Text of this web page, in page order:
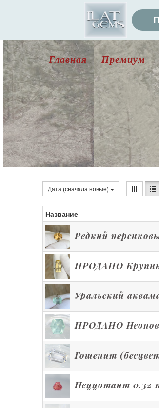
Главная Премиум
Дата (сначала новые)
Название
Редкий
ПРОДАНО
Уральский
ПРОДАНО
Гошенит
Пеццотаит 0.32